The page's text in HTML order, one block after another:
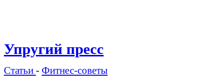
Упругий пресс
Статьи - Фитнес-советы